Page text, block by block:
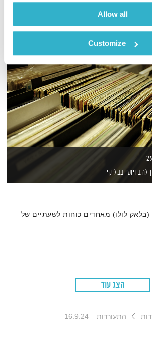
Allow all
Customize
להב ויוסי בבליקי
(בלאק לולו) מאחדים כוחות לשעתיים של
הצג עוד
התעוררות – 16.9.24